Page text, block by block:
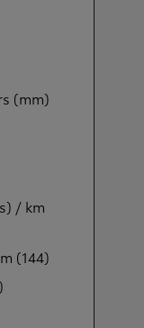
(mm)
/ km
(144)